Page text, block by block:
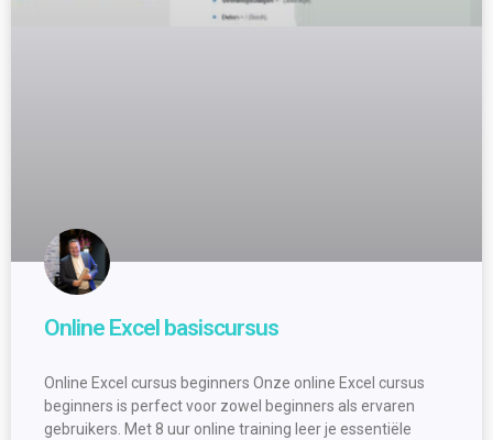
Online Excel basiscursus
Online Excel cursus beginners Onze online Excel cursus
beginners is perfect voor zowel beginners als ervaren
gebruikers. Met 8 uur online training leer je essentiële